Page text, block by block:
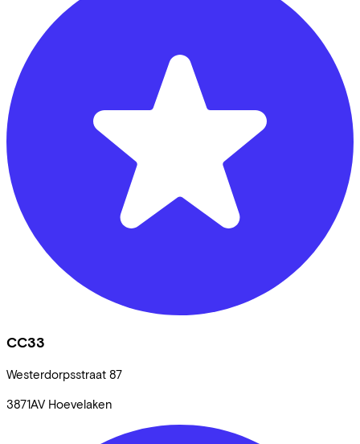
CC33
Westerdorpsstraat 87
3871AV Hoevelaken